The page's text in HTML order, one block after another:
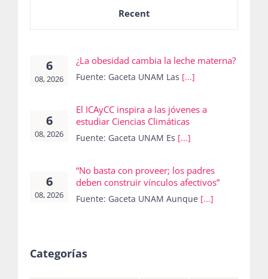
Recent
6
08, 2026
¿La obesidad cambia la leche materna?
Fuente: Gaceta UNAM Las [...]
6
08, 2026
El ICAyCC inspira a las jóvenes a
estudiar Ciencias Climáticas
Fuente: Gaceta UNAM Es [...]
6
08, 2026
“No basta con proveer; los padres
deben construir vínculos afectivos”
Fuente: Gaceta UNAM Aunque [...]
Categorías